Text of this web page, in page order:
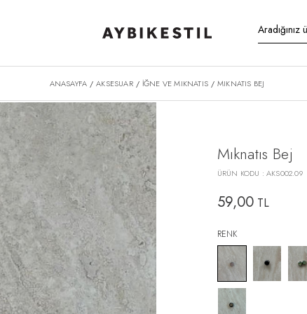
ANASAYFA / AKSESUAR / İĞNE VE MIKNATIS / MIKNATIS BEJ
Mıknatıs Bej
ÜRÜN KODU : AKS002.09
59,00TL
RENK